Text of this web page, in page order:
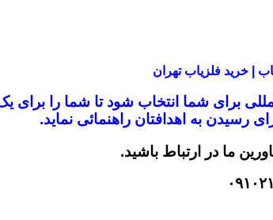
| خرید فلزیاب تهران
برای شما انتخاب شودتا شما را برای
رسیدن به اهدافتان راهنمائی نماید.
ما در ارتباط باشید.